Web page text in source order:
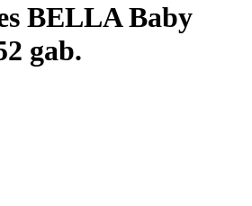
BELLA Baby
gab.